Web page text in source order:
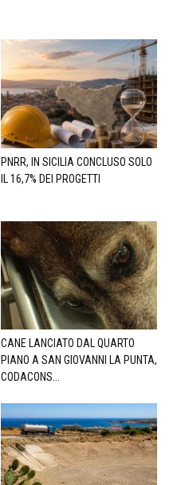
PNRR, IN SICILIA CONCLUSO SOLO
IL 16,7% DEI PROGETTI
CANE LANCIATO DAL QUARTO
PIANO A SAN GIOVANNI LA PUNTA,
CODACONS...